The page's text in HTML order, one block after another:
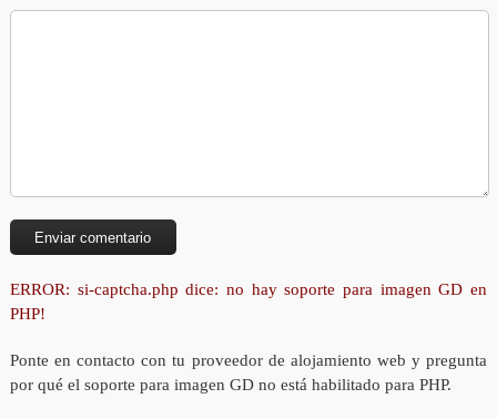
ERROR: si-captcha.php dice: no hay soporte para imagen GD en
PHP!
Ponte en contacto con tu proveedor de alojamiento web y pregunta
por qué el soporte para imagen GD no está habilitado para PHP.